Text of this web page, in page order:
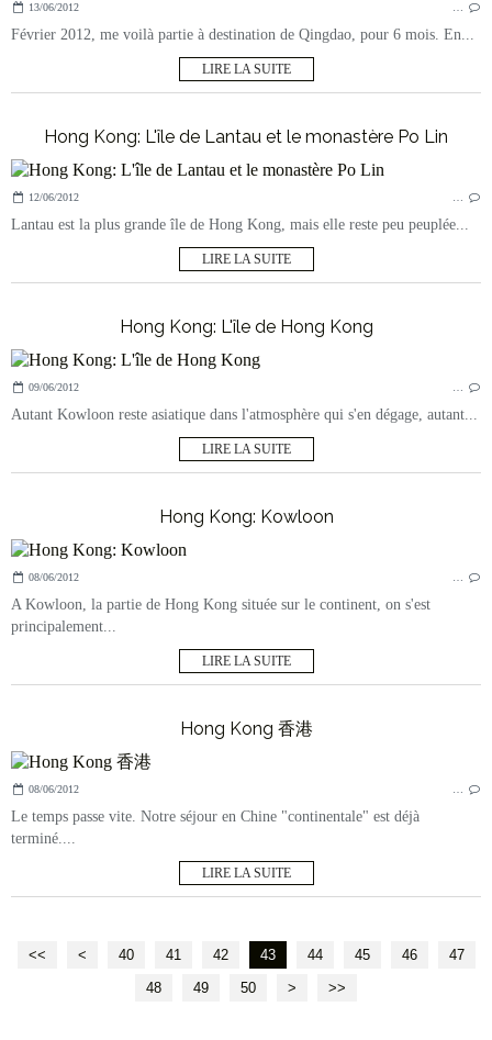
13/06/2012
Février 2012, me voilà partie à destination de Qingdao, pour 6 mois. En...
LIRE LA SUITE
Hong Kong: L'île de Lantau et le monastère Po Lin
12/06/2012
Lantau est la plus grande île de Hong Kong, mais elle reste peu peuplée...
LIRE LA SUITE
Hong Kong: L'île de Hong Kong
09/06/2012
Autant Kowloon reste asiatique dans l'atmosphère qui s'en dégage, autant...
LIRE LA SUITE
Hong Kong: Kowloon
08/06/2012
A Kowloon, la partie de Hong Kong située sur le continent, on s'est
principalement...
LIRE LA SUITE
Hong Kong 香港
08/06/2012
Le temps passe vite. Notre séjour en Chine "continentale" est déjà
terminé....
LIRE LA SUITE
<< < 10
20
30
40 41 42 43 44 45 46
47
48
49 50 > >>